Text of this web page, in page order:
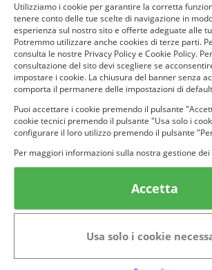
Utilizziamo i cookie per garantire la corretta
tenere conto delle tue scelte di navigazione in
esperienza sul nostro sito e offerte adeguate alle
Potremmo utilizzare anche cookies di terze parti.
consulta le nostre Privacy Policy e Cookie Policy.
consultazione del sito devi scegliere se
impostare i cookie. La chiusura del banner senza
comporta il permanere delle impostazioni di
Puoi accettare i cookie premendo il pulsante
cookie tecnici premendo il pulsante "Usa solo i
configurare il loro utilizzo premendo il pulsante
Per maggiori informazioni sulla nostra gestione dei
Accetta
Usa solo i cookie